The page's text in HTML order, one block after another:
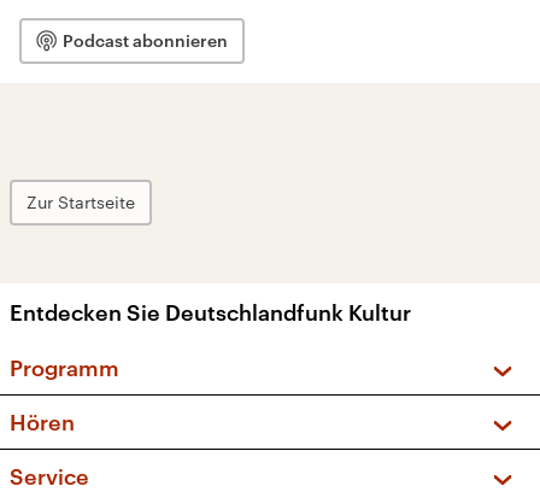
Podcast abonnieren
Zur Startseite
Entdecken Sie Deutschlandfunk Kultur
Programm
Sendungen und Podcasts
Hören
Service